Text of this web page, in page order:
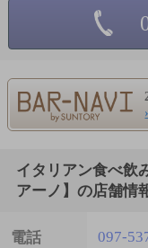
イタリアン食べ飲
アーノ】の店舗情
電話 097-